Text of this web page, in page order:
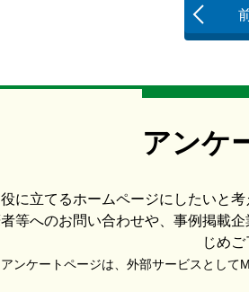
アンケ
に立てるホームページにしたいと
等へのお問い合わせや、事例掲載
じめご
ンケートページは、外部サービスとして